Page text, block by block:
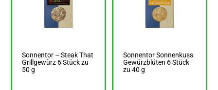
Sonnentor – Steak That
Grillgewürz 6 Stück zu
50 g
Sonnentor Sonnenkuss
Gewürzblüten 6 Stück
zu 40 g